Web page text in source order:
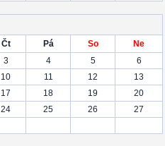
Čt Pá So
Ne
3 4 5
6
10 11 12
13
17 18 19
20
24 25 26
27